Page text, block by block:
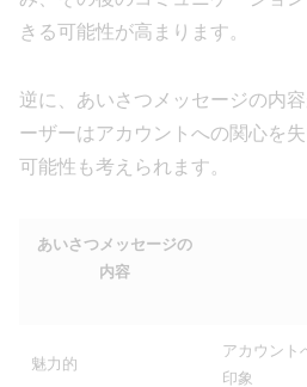
きる可能性が高まります。
逆に、あいさつメッセージの内
ーザーはアカウントへの関心を
可能性も考えられます。
あいさつメッセージの
内容
魅力的
アカウント
印象